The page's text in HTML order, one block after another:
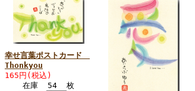
幸せ言葉ポストカード
Thonkyou
165円(税込)
在庫 54 枚